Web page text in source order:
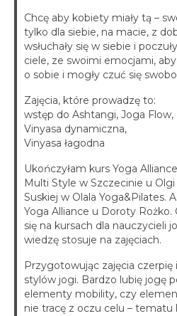
Chcę aby kobiety miały tą –
tylko dla siebie, na macie, z
wsłuchały się w siebie i
ciele, ze swoimi emocjami, aby
o sobie i mogły czuć się
Zajęcia, które prowadzę to:
wstęp do Ashtangi, Joga Flow,
Vinyasa dynamiczna,
Vinyasa łagodna
Ukończyłam kurs Yoga
Multi Style w Szczecinie u
Suskiej w Olala Yoga&Pilates.
Yoga Alliance u Doroty Rożko.
się na kursach dla nauczycieli
wiedzę stosuje na zajęciach.
Przygotowując zajęcia czerpię
stylów jogi. Bardzo lubię jogę
elementy mobility, czy
nie tracę z oczu celu – tematu